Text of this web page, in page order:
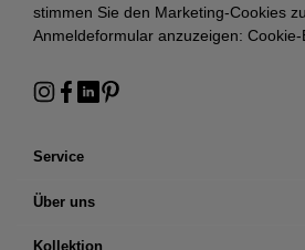
Service
Über uns
Kollektion
stimmen Sie den Marketing-Cookies
Anmeldeformular anzuzeigen: